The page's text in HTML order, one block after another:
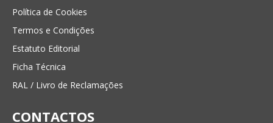
Política de Cookies
Termos e Condições
Estatuto Editorial
Ficha Técnica
RAL / Livro de Reclamações
CONTACTOS